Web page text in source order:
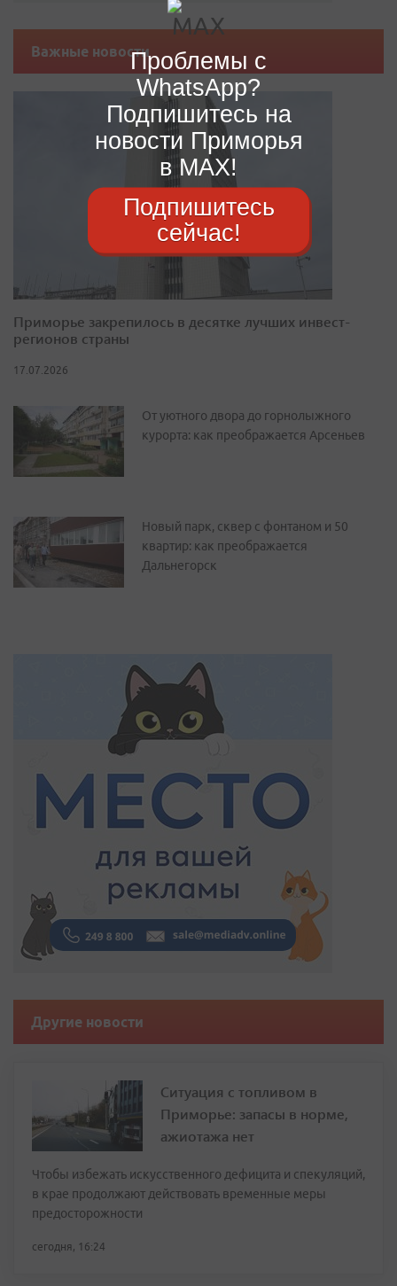
Важные новости
Приморье закрепилось в десятке лучших инвест-
регионов страны
17.07.2026
От уютного двора до горнолыжного
курорта: как преображается Арсеньев
Новый парк, сквер с фонтаном и 50
квартир: как преображается
Дальнегорск
Другие новости
Ситуация с топливом в
Приморье: запасы в норме,
ажиотажа нет
Чтобы избежать искусственного дефицита и спекуляций,
в крае продолжают действовать временные меры
предосторожности
сегодня, 16:24
Проблемы с
WhatsApp?
Подпишитесь на
новости Приморья
в MAX!
Подпишитесь
сейчас!